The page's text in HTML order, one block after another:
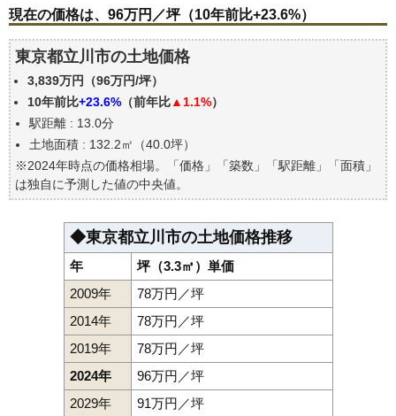
価格を詳細に分析しよう
東京都立川市の土地の過去の売買事例
公示地価はいくら
エリアの将来性を人口予想から検討しよう
自分の年収でいくらの不動産が買える？
現在の価格は、96万円／坪（10年前比+23.6%）
東京都立川市の土地価格
3,839万円（96万円/坪）
10年前比+23.6% （前年比▲1.1%）
駅距離 : 13.0分
土地面積 : 132.2㎡（40.0坪）
※2024年時点の価格相場。「価格」「築数」「駅距離」「面積」
は独自に予測した値の中央値。
◆東京都立川市の土地価格推移
年
坪（3.3㎡）単価
2009年
78万円／坪
2014年
78万円／坪
2019年
78万円／坪
2024年
96万円／坪
2029年
91万円／坪